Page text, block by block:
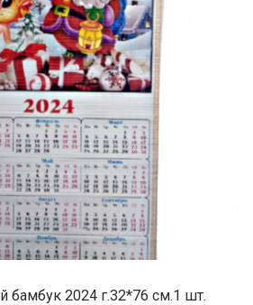
бамбук 2024 г.32*76 см.1 шт.